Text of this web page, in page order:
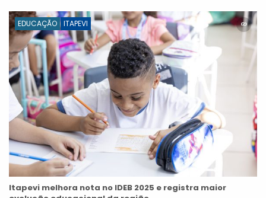
EDUCAÇÃO ITAPEVI
Itapevi melhora nota no IDEB 2025 e registra maior